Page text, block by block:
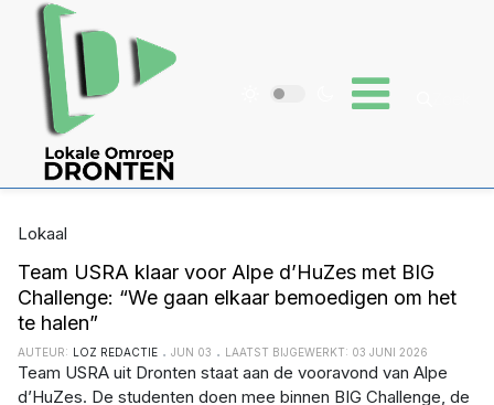
Lokaal
Team USRA klaar voor Alpe d’HuZes met BIG
Challenge: “We gaan elkaar bemoedigen om het
te halen”
AUTEUR: LOZ REDACTIE JUN 03 LAATST BIJGEWERKT: 03 JUNI 2026
Team USRA uit Dronten staat aan de vooravond van Alpe
d’HuZes. De studenten doen mee binnen BIG Challenge, de